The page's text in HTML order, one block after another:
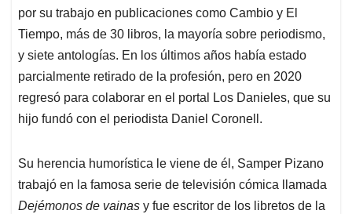
por su trabajo en publicaciones como Cambio y El
Tiempo, más de 30 libros, la mayoría sobre periodismo,
y siete antologías. En los últimos años había estado
parcialmente retirado de la profesión, pero en 2020
regresó para colaborar en el portal Los Danieles, que su
hijo fundó con el periodista Daniel Coronell.
Su herencia humorística le viene de él, Samper Pizano
trabajó en la famosa serie de televisión cómica llamada
Dejémonos de vainas y fue escritor de los libretos de la